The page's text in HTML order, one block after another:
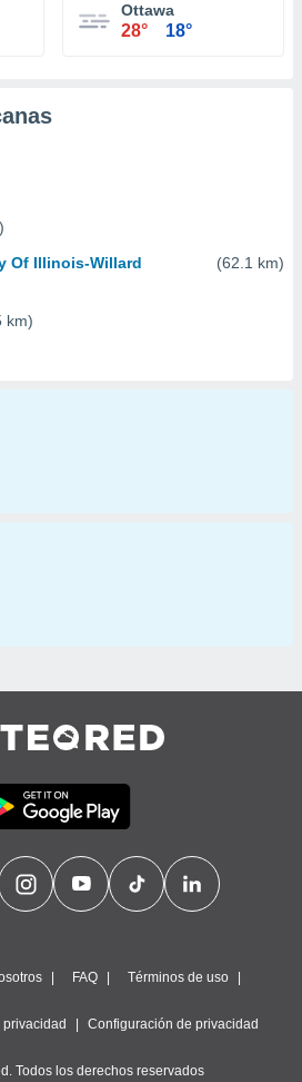
Ottawa
28° 18°
Of Illinois-Willard
(62.1 km)
km)
FAQ Términos de uso
privacidad Configuración de privacidad
Todos los derechos reservados